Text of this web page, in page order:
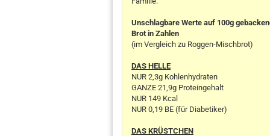
Unschlagbare Werte auf 100g
Brot in Zahlen
(im Vergleich zu Roggen-Mischbrot)
DAS HELLE
NUR 2,3g Kohlenhydraten
GANZE 21,9g Proteingehalt
NUR 149 Kcal
NUR 0,19 BE (für Diabetiker)
DAS KRÜSTCHEN